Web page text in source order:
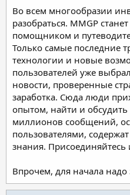
Во всем многообразии
разобраться. MMGP
помощником и
Только самые последние
технологии и новые
пользователей уже
новости, проверенные
заработка. Сюда люди
опытом, найти и
миллионов сообщений,
пользователями,
знания. Присоединяйтесь
Впрочем, для начала надо